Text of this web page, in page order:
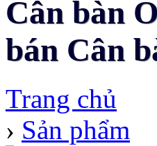
Cân bàn
bán Cân
Trang chủ
› Sản phẩm